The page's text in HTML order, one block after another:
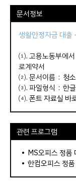
문서정보
생활안정자금 대
⑴. 고용노동부에서
로계약서
⑵. 문서이름 : 청
⑶. 파일형식 : 한글
⑷.폰트 자료실 바
관련 프로그램
• MS오피스 정품
• 한컴오피스 정